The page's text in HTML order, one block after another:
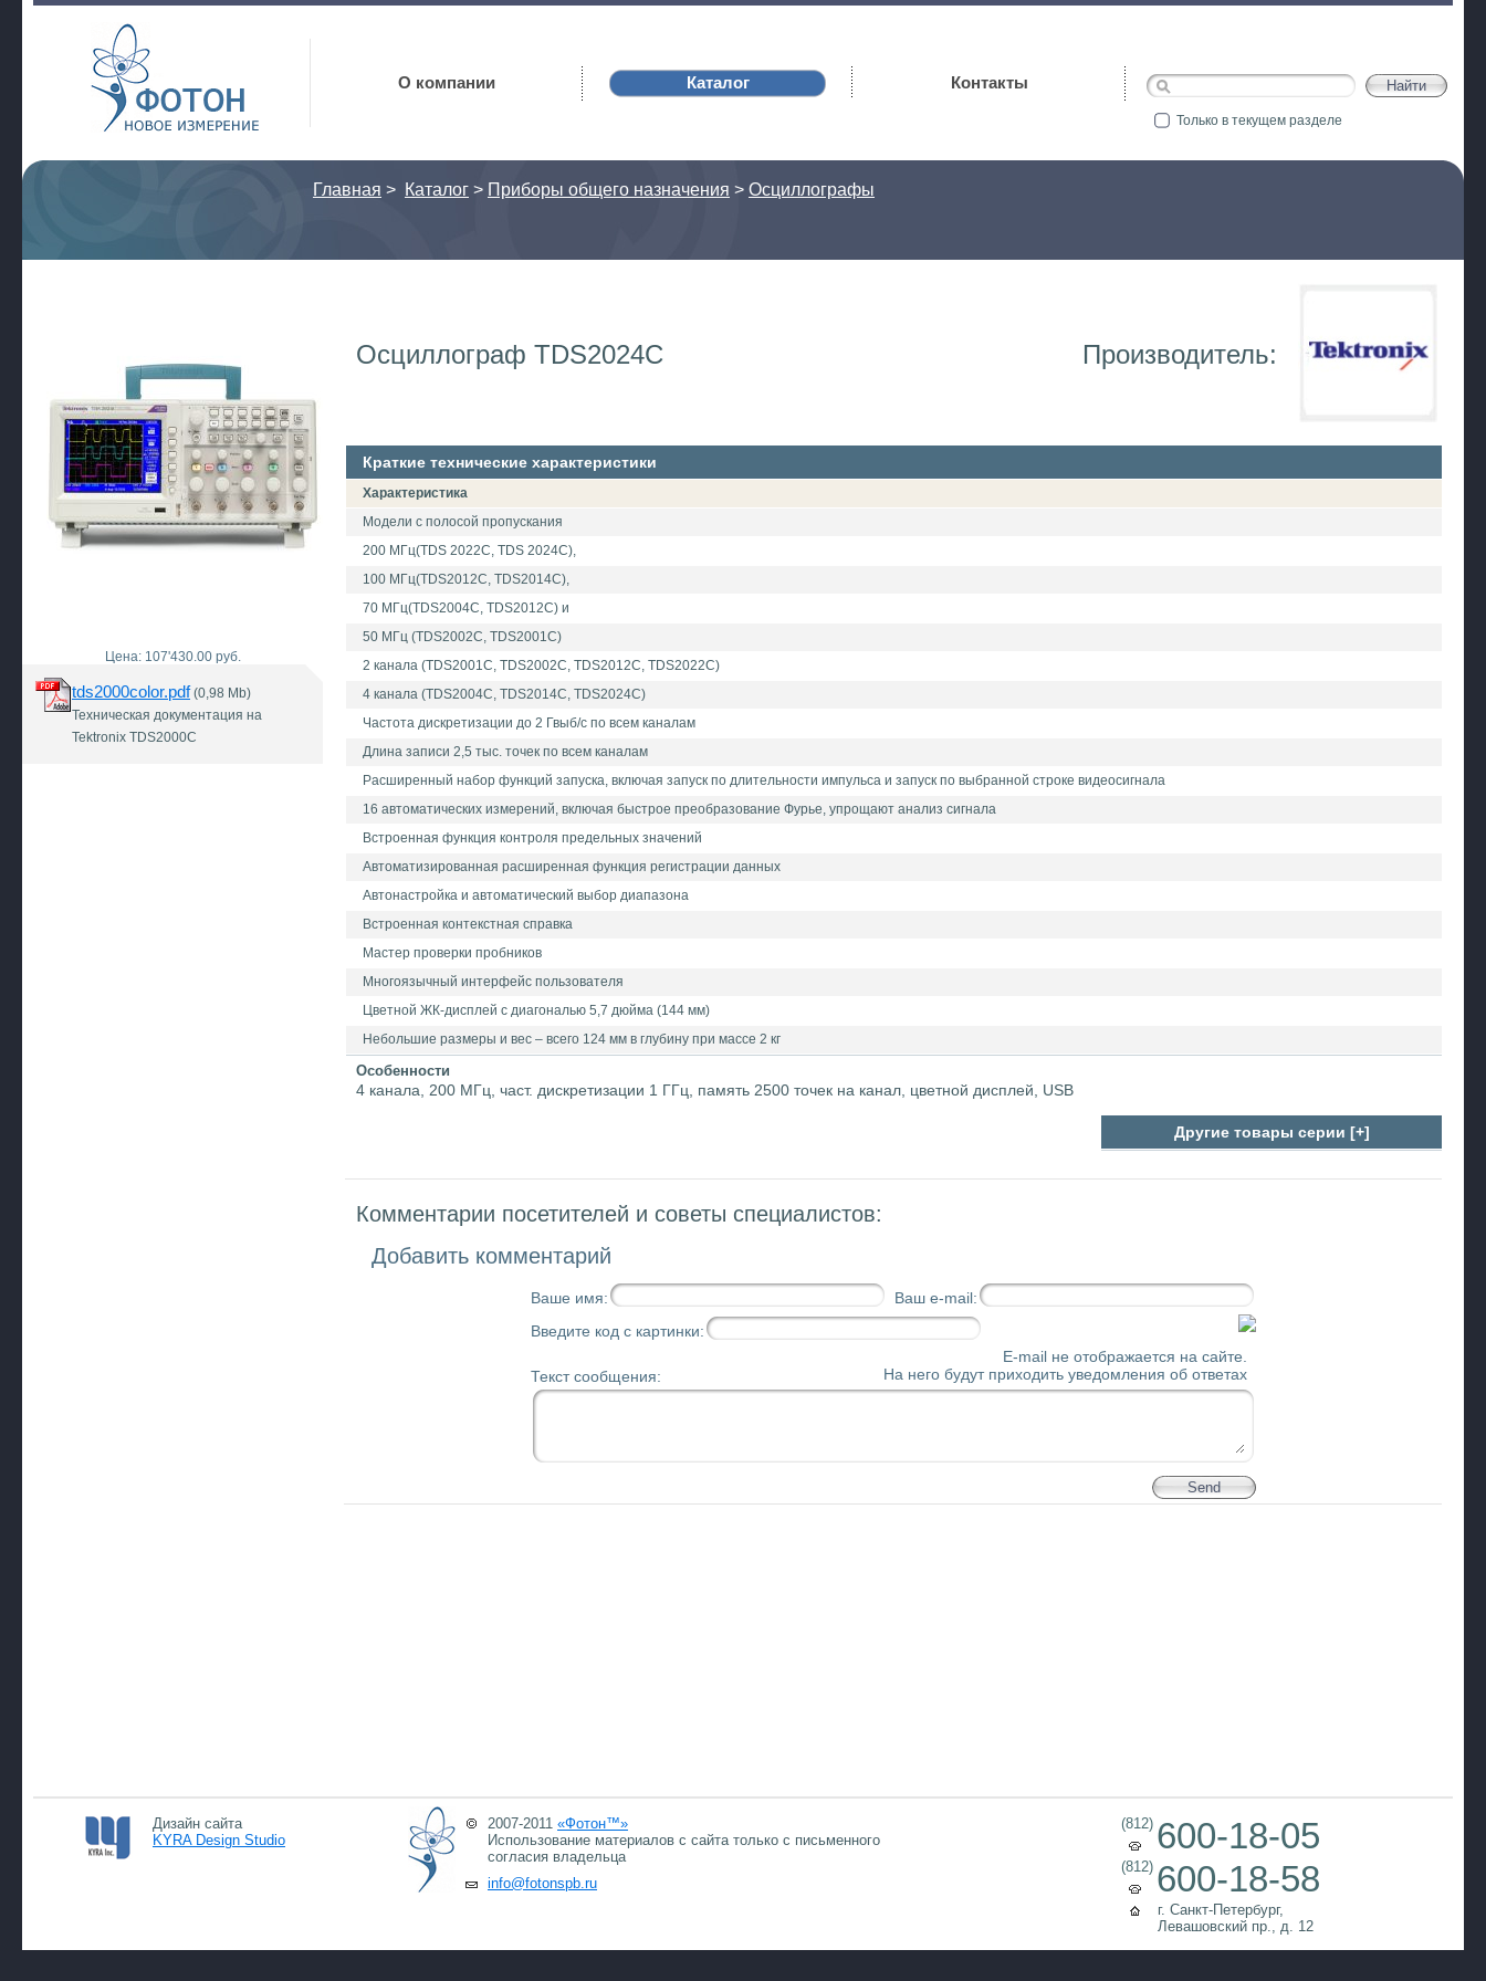
Фотон
О компании Каталог Контакты
Только в текущем разделе
Главная > Каталог > Приборы общего назначения > Осциллографы
Цена: 107'430.00 руб.
tds2000color.pdf(0,98 Mb)
Техническая документация на
Tektronix TDS2000C
Осциллограф TDS2024C Производитель:
Краткие технические характеристики
Характеристика
Модели с полосой пропускания
200 МГц(TDS 2022C, TDS 2024C),
100 МГц(TDS2012C, TDS2014C),
70 МГц(TDS2004C, TDS2012C) и
50 МГц (TDS2002C, TDS2001C)
2 канала (TDS2001C, TDS2002C, TDS2012C, TDS2022C)
4 канала (TDS2004C, TDS2014C, TDS2024C)
Частота дискретизации до 2 Гвыб/с по всем каналам
Длина записи 2,5 тыс. точек по всем каналам
Расширенный набор функций запуска, включая запуск по длительности импульса и запуск по выбранной строке видеосигнала
16 автоматических измерений, включая быстрое преобразование Фурье, упрощают анализ сигнала
Встроенная функция контроля предельных значений
Автоматизированная расширенная функция регистрации данных
Автонастройка и автоматический выбор диапазона
Встроенная контекстная справка
Мастер проверки пробников
Многоязычный интерфейс пользователя
Цветной ЖК-дисплей с диагональю 5,7 дюйма (144 мм)
Небольшие размеры и вес – всего 124 мм в глубину при массе 2 кг
Особенности
4 канала, 200 МГц, част. дискретизации 1 ГГц, память 2500 точек на канал, цветной дисплей, USB
Другие товары серии [+]
Комментарии посетителей и советы специалистов:
Добавить комментарий
Ваше имя:
Ваш e-mail:
Введите код с картинки:
Текст сообщения:
E-mail не отображается на сайте.
На него будут приходить уведомления об ответах
Дизайн сайта
KYRA Design Studio
2007-2011 «Фотон™»
Использование материалов с сайта только с письменного
согласия владельца
info@fotonspb.ru
(812) 600-18-05
(812) 600-18-58
г. Санкт-Петербург,
Левашовский пр., д. 12